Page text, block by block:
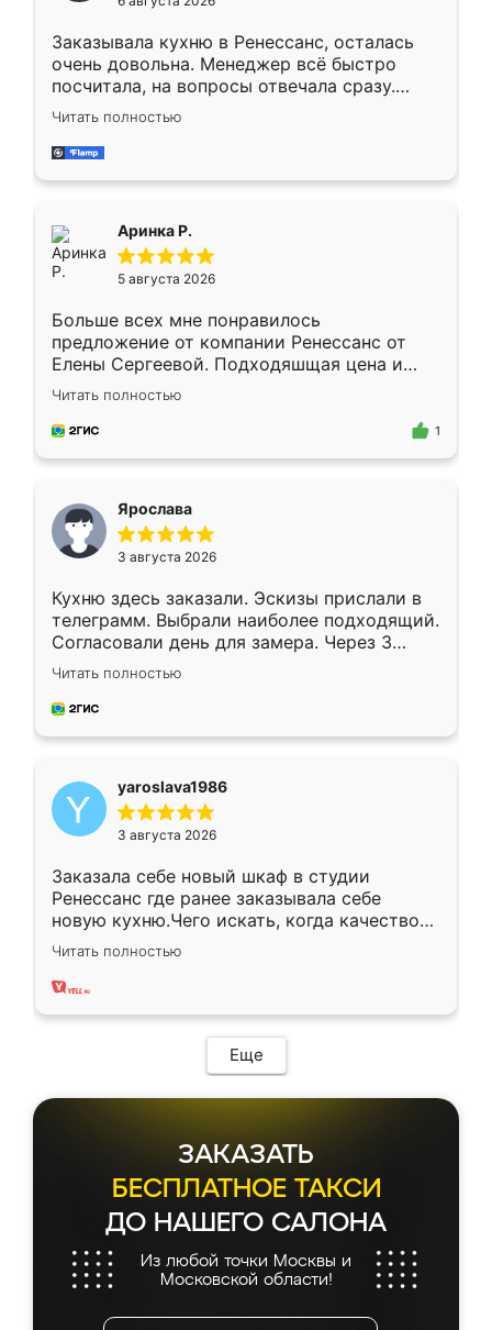
мебели буду заказывать только здесь.
Заказывала кухню в Ренессанс, осталась
очень довольна. Менеджер всё быстро
посчитала, на вопросы отвечала сразу.
Замерщик приехал в субботу, подошёл к
делу со всей ответственностью. Собрали
за день, ребята работали аккуратно, даже
Читать полностью
Аринка Р.
5 августа 2026
Больше всех мне понравилось
предложение от компании Ренессанс от
Елены Сергеевой. Подходяшщая цена и
короткие сроки изготовления. Приехавший
для замера сотрудник Владислав
предложил по моему эскизу самый
Читать полностью
1
Ярослава
3 августа 2026
Кухню здесь заказали. Эскизы прислали в
телеграмм. Выбрали наиболее подходящий.
Согласовали день для замера. Через 3
недели кухня была уже готова. Остались
довольны работой. Спасибо Ренессанс
мебель за качественную работу!
Читать полностью
yaroslava1986
3 августа 2026
Заказала себе новый шкаф в студии
Ренессанс где ранее заказывала себе
новую кухню.Чего искать, когда качеством
вполне довольна. Служит кухня уже почти
два года, нареканий нет.
Читать полностью
Еще
ЗАКАЗАТЬ
БЕСПЛАТНОЕ ТАКСИ
ДО НАШЕГО САЛОНА
Из любой точки Москвы и
Московской области!